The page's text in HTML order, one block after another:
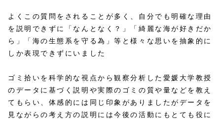
よくこの質問をされることが多く、自分でも明確な理由
を説明できずに「なんとなく？」「綺麗な海が好きだか
ら」「海の生態系を守る為」等と様々な思いを抽象的に
しか表現できずにいました
ゴミ拾いを科学的な視点から観察分析した愛媛大学教授
のデータに基づく説明や実際のゴミの質や量などを教え
てもらい、体感的には同じ印象がありましたがデータを
見ながらの考え方の説明には今後の活動にもとても役に